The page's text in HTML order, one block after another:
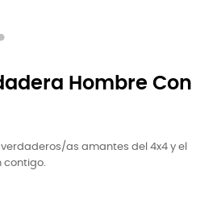
Hombre Con
as amantes del 4x4 y el
contigo.